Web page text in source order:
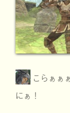
こらぁぁ
にぁ！